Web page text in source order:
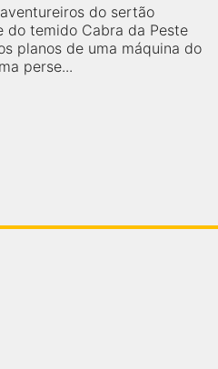
do sertão
do temido Cabra da Peste
planos de uma máquina do
perse...